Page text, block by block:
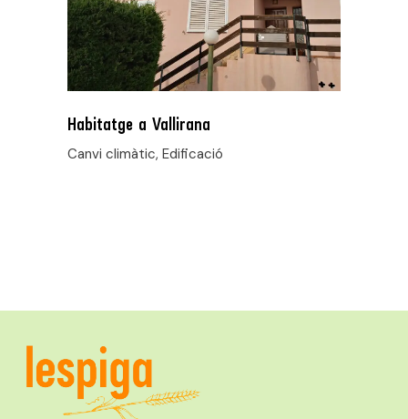
Habitatge a Vallirana
Canvi climàtic, Edificació